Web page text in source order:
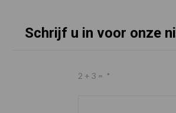
Schrijf u in voor onze
2 + 3 = *